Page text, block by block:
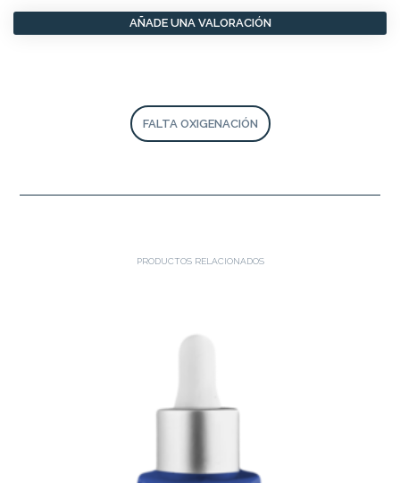
AÑADE UNA VALORACIÓN
FALTA OXIGENACIÓN
PRODUCTOS RELACIONADOS